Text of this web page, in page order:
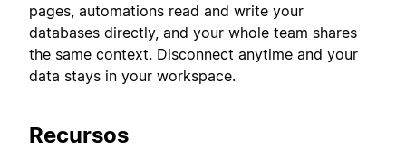
pages, automations read and write your
databases directly, and your whole team shares
the same context. Disconnect anytime and your
data stays in your workspace.
Recursos